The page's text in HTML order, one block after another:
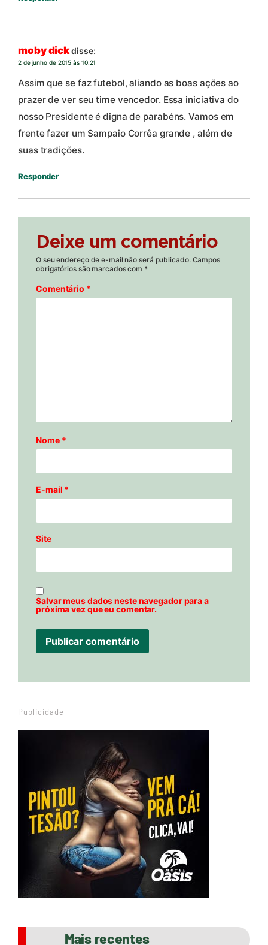
moby dickdisse:
2 de junho de 2015 às 10:21
Assim que se faz futebol, aliando as boas ações ao
prazer de ver seu time vencedor. Essa iniciativa do
nosso Presidente é digna de parabéns. Vamos em
frente fazer um Sampaio Corrêa grande , além de
suas tradições.
Responder
Deixe um comentário
O seu endereço de e-mail não será publicado. Campos
obrigatórios são marcados com *
Comentário *
Nome *
E-mail *
Site
Salvar meus dados neste navegador para a
próxima vez que eu comentar.
Publicidade
Mais recentes